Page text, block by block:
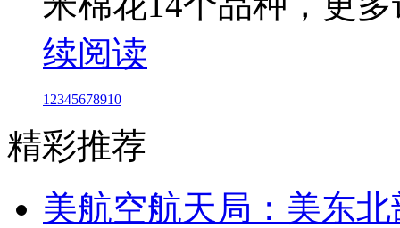
续阅读
1 2345678910
精彩推荐
美航空航天局：美东